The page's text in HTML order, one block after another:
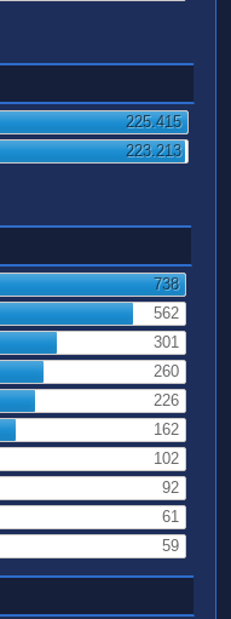
225.415
223.213
738
562
301
260
226
162
102
92
61
59